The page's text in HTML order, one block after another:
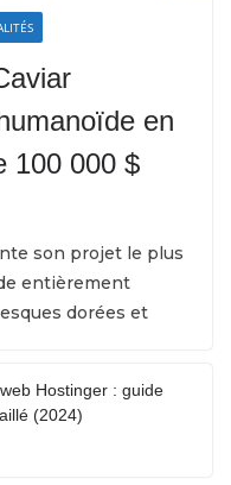
en
100 000 $
son projet le plus
entièrement
dorées et
Hostinger : guide
(2024)